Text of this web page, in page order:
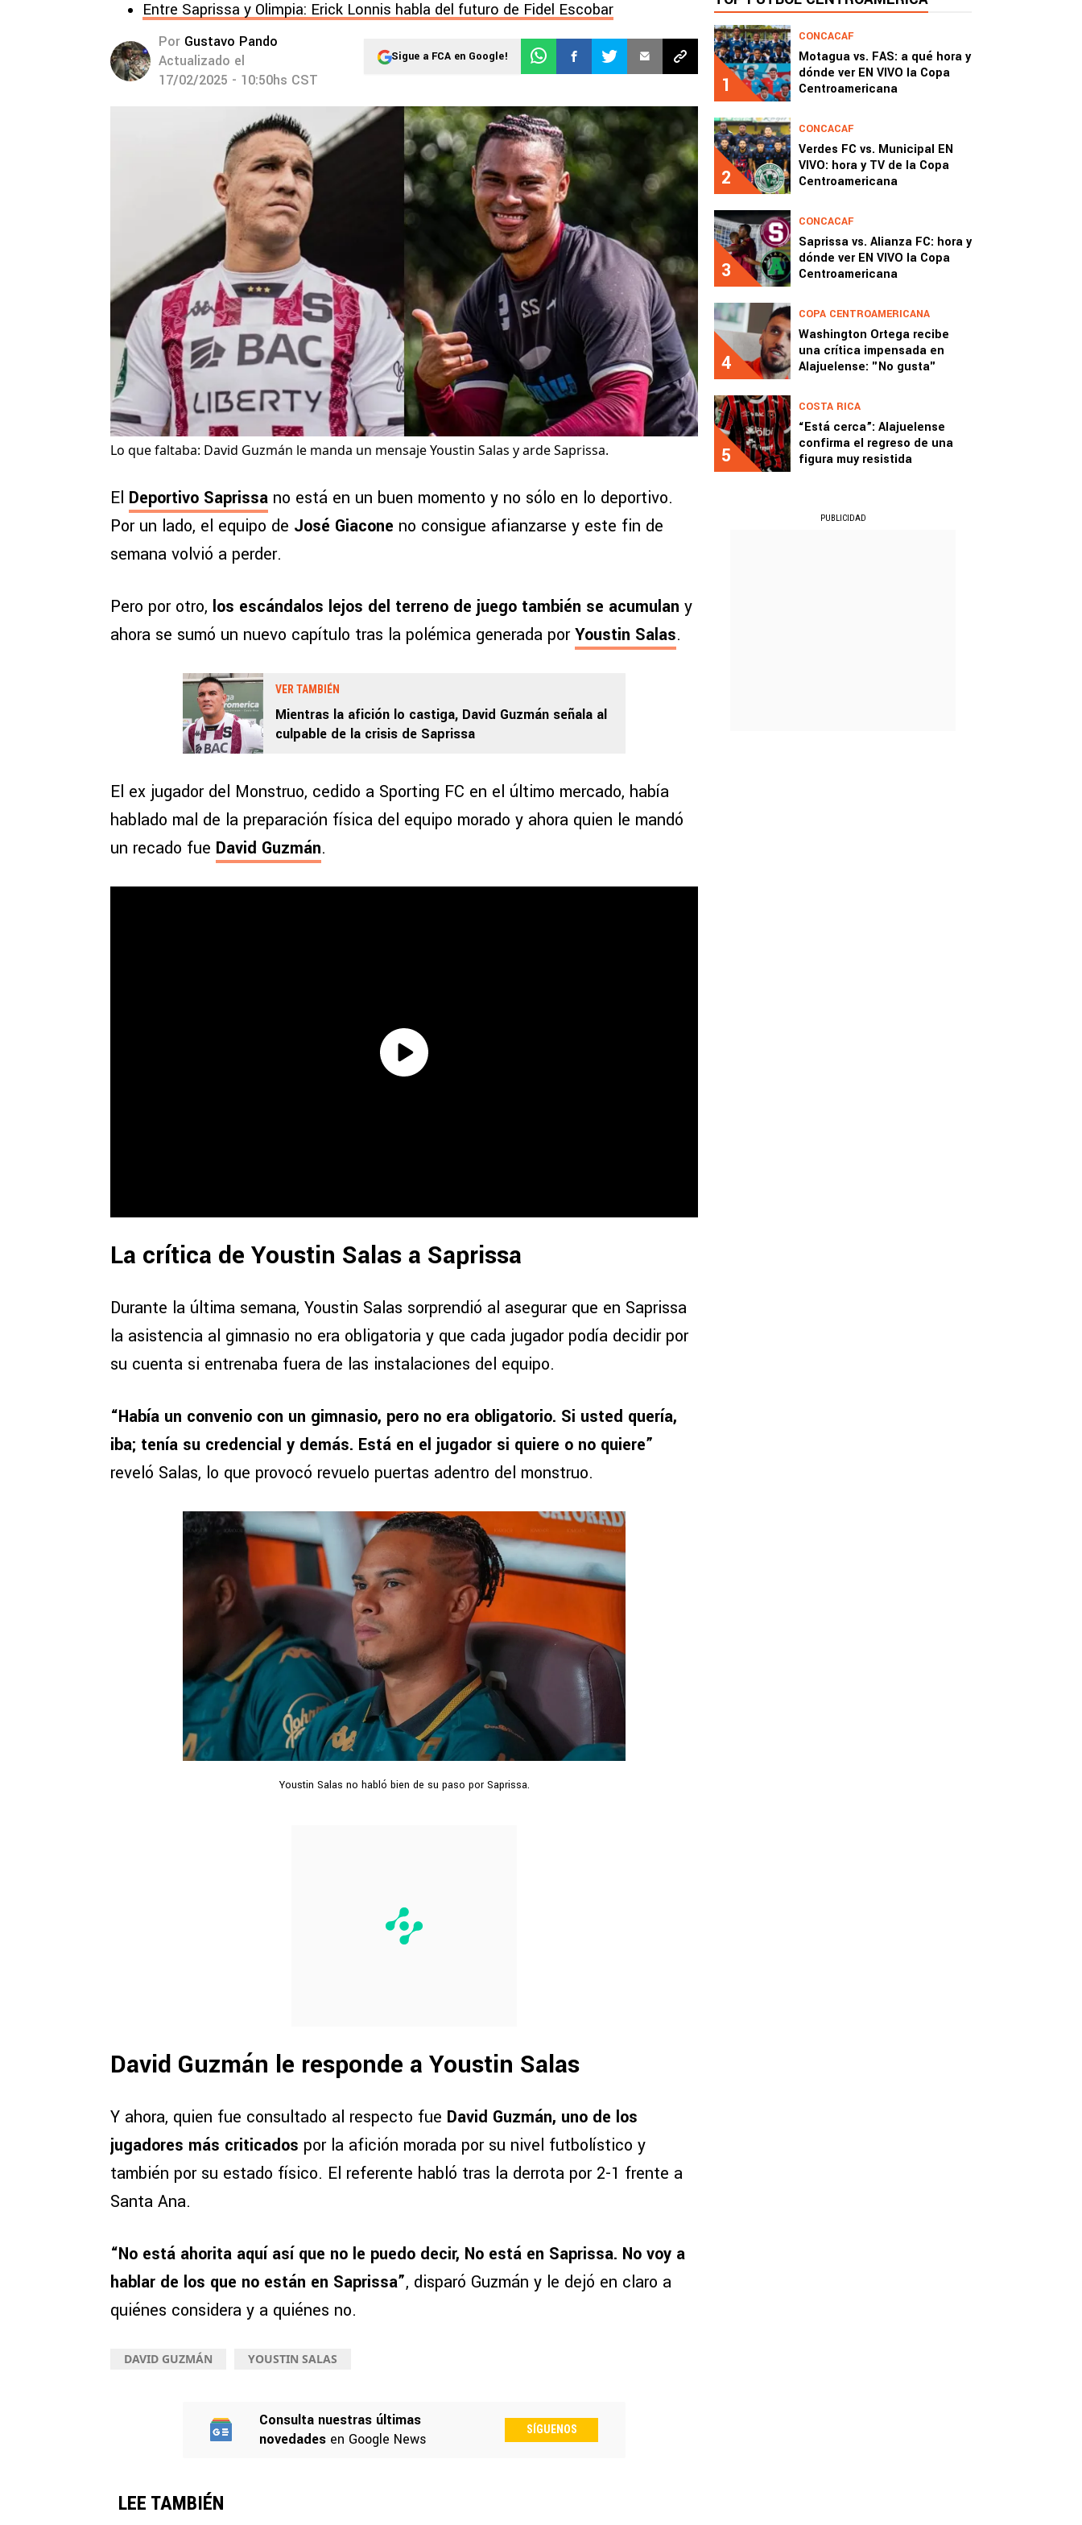
Entre Saprissa y Olimpia: Erick Lonnis habla del futuro de Fidel Escobar
Por Gustavo Pando
Actualizado el
17/02/2025 - 10:50hs CST
Sigue a FCA en Google!
Lo que faltaba: David Guzmán le manda un mensaje Youstin Salas y arde Saprissa.
El Deportivo Saprissa no está en un buen momento y no sólo en lo deportivo.
Por un lado, el equipo de José Giacone no consigue afianzarse y este fin de
semana volvió a perder.
Pero por otro, los escándalos lejos del terreno de juego también se acumulan y
ahora se sumó un nuevo capítulo tras la polémica generada porYoustin Salas.
VER TAMBIÉN
Mientras la afición lo castiga, David Guzmán señala al
culpable de la crisis de Saprissa
El ex jugador del Monstruo, cedido a Sporting FC en el último mercado, había
hablado mal de la preparación física del equipo morado y ahora quien le mandó
un recado fue David Guzmán.
La crítica de Youstin Salas a Saprissa
Durante la última semana, Youstin Salas sorprendió al asegurar que en Saprissa
la asistencia al gimnasio no era obligatoria y que cada jugador podía decidir por
su cuenta si entrenaba fuera de las instalaciones del equipo.
“Había un convenio con un gimnasio, pero no era obligatorio. Si usted quería,
iba; tenía su credencial y demás. Está en el jugador si quiere o no quiere”
reveló Salas, lo que provocó revuelo puertas adentro del monstruo.
Youstin Salas no habló bien de su paso por Saprissa.
David Guzmán le responde a Youstin Salas
Y ahora, quien fue consultado al respecto fue David Guzmán, uno de los
jugadores más criticados por la afición morada por su nivel futbolístico y
también por su estado físico. El referente habló tras la derrota por 2-1 frente a
Santa Ana.
“No está ahorita aquí así que no le puedo decir, No está en Saprissa. No voy a
hablar de los que no están en Saprissa”, disparó Guzmán y le dejó en claro a
quiénes considera y a quiénes no.
DAVID GUZMÁN YOUSTIN SALAS
Consulta nuestras últimas
novedades en Google News
SÍGUENOS
LEE TAMBIÉN
1
CONCACAF
Motagua vs. FAS: a qué hora y
dónde ver EN VIVO la Copa
Centroamericana
2
CONCACAF
Verdes FC vs. Municipal EN
VIVO: hora y TV de la Copa
Centroamericana
3
CONCACAF
Saprissa vs. Alianza FC: hora y
dónde ver EN VIVO la Copa
Centroamericana
4
COPA CENTROAMERICANA
Washington Ortega recibe
una crítica impensada en
Alajuelense: "No gusta"
5
COSTA RICA
“Está cerca”: Alajuelense
confirma el regreso de una
figura muy resistida
PUBLICIDAD